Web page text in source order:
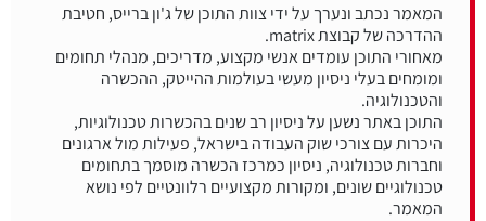
המאמר נכתב ונערך על ידי צוות התוכן של ג'ון ברייס, חטיבת
מאחורי התוכן עומדים אנשי מקצוע, מדריכים, מנהלי תחומים
ומומחים בעלי ניסיון מעשי בעולמות ההייטק, ההכשרה
התוכן באתר נשען על ניסיון רב שנים בהכשרות טכנולוגיות,
היכרות עם צורכי שוק העבודה בישראל, פעילות מול ארגונים
וחברות טכנולוגיה, ניסיון כמרכז הכשרה מוסמך בתחומים
טכנולוגיים שונים, ומקורות מקצועיים רלוונטיים לפי נושא
המאמר.